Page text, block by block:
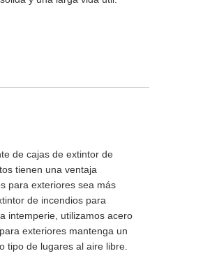
de cajas de extintor de
tienen una ventaja
para exteriores sea más
de incendios para
intemperie, utilizamos acero
exteriores mantenga un
tipo de lugares al aire libre.